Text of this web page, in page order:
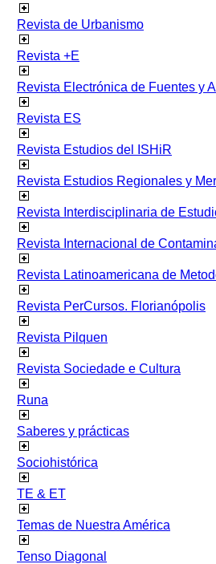
Revista de Urbanismo
Revista +E
Revista Electrónica de Fuentes y
Revista ES
Revista Estudios del ISHiR
Revista Estudios Regionales y
Revista Interdisciplinaria de
Revista Internacional de
Revista Latinoamericana de
Revista PerCursos. Florianópolis
Revista Pilquen
Revista Sociedade e Cultura
Runa
Saberes y prácticas
Sociohistórica
TE & ET
Temas de Nuestra América
Tenso Diagonal